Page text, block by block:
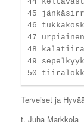
45
46
47
48
49
Terveiset ja
t. Juha Markkola